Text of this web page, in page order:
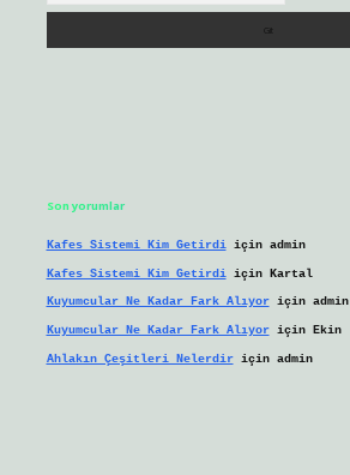
Son yorumlar
Kafes Sistemi Kim Getirdiiçin admin
Kafes Sistemi Kim Getirdiiçin Kartal
Kuyumcular Ne Kadar Fark Alıyoriçin admin
Kuyumcular Ne Kadar Fark Alıyoriçin Ekin
Ahlakın Çeşitleri Nelerdiriçin admin